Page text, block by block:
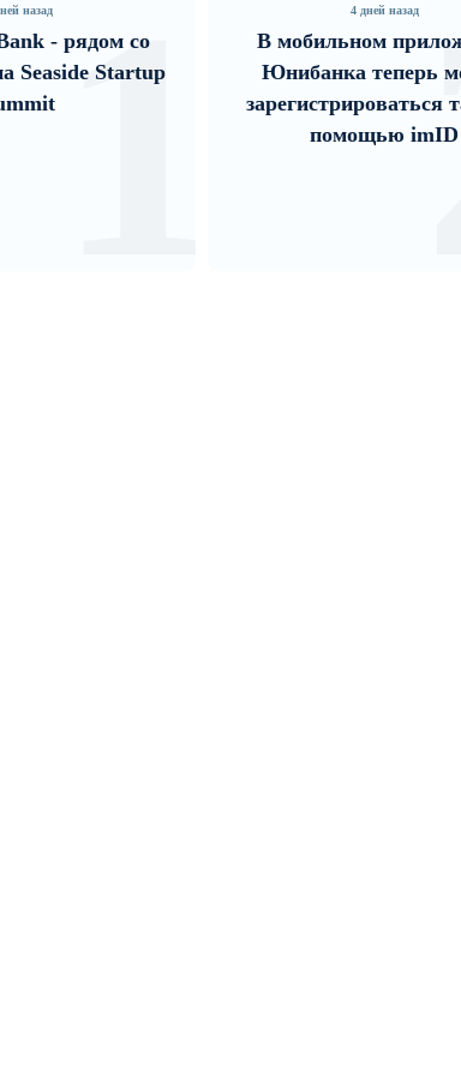
назад
приложении
можно
также с
2 2 дней назад
Ucom и FPWC
круглосуточный
дикой природы в
помощью солнечной